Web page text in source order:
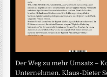
Der Weg zu mehr Umsatz –
Unternehmen. Klaus-Dieter